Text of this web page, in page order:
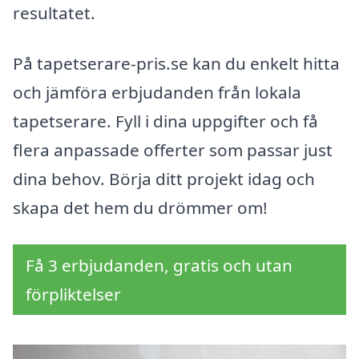
resultatet.
På tapetserare-pris.se kan du enkelt hitta
och jämföra erbjudanden från lokala
tapetserare. Fyll i dina uppgifter och få
flera anpassade offerter som passar just
dina behov. Börja ditt projekt idag och
skapa det hem du drömmer om!
Få 3 erbjudanden, gratis och utan
förpliktelser